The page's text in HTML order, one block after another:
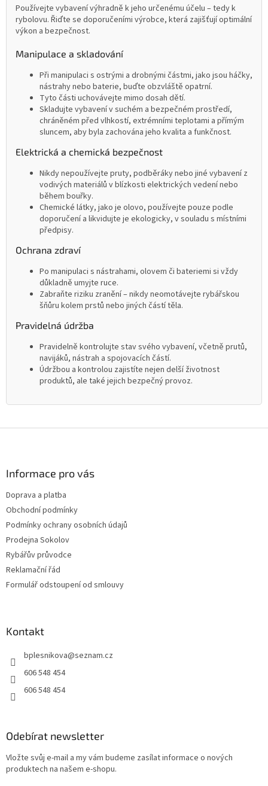
Používejte vybavení výhradně k jeho určenému účelu – tedy k
rybolovu. Řiďte se doporučeními výrobce, která zajišťují optimální
výkon a bezpečnost.
Manipulace a skladování
Při manipulaci s ostrými a drobnými částmi, jako jsou háčky,
nástrahy nebo baterie, buďte obzvláště opatrní.
Tyto části uchovávejte mimo dosah dětí.
Skladujte vybavení v suchém a bezpečném prostředí,
chráněném před vlhkostí, extrémními teplotami a přímým
sluncem, aby byla zachována jeho kvalita a funkčnost.
Elektrická a chemická bezpečnost
Nikdy nepoužívejte pruty, podběráky nebo jiné vybavení z
vodivých materiálů v blízkosti elektrických vedení nebo
během bouřky.
Chemické látky, jako je olovo, používejte pouze podle
doporučení a likvidujte je ekologicky, v souladu s místními
předpisy.
Ochrana zdraví
Po manipulaci s nástrahami, olovem či bateriemi si vždy
důkladně umyjte ruce.
Zabraňte riziku zranění – nikdy neomotávejte rybářskou
šňůru kolem prstů nebo jiných částí těla.
Pravidelná údržba
Pravidelně kontrolujte stav svého vybavení, včetně prutů,
navijáků, nástrah a spojovacích částí.
Údržbou a kontrolou zajistíte nejen delší životnost
produktů, ale také jejich bezpečný provoz.
Informace pro vás
Doprava a platba
Obchodní podmínky
Podmínky ochrany osobních údajů
Prodejna Sokolov
Rybářův průvodce
Reklamační řád
Formulář odstoupení od smlouvy
Kontakt
bplesnikova@seznam.cz
606 548 454
606 548 454
Odebírat newsletter
Vložte svůj e-mail a my vám budeme zasílat informace o nových
produktech na našem e-shopu.